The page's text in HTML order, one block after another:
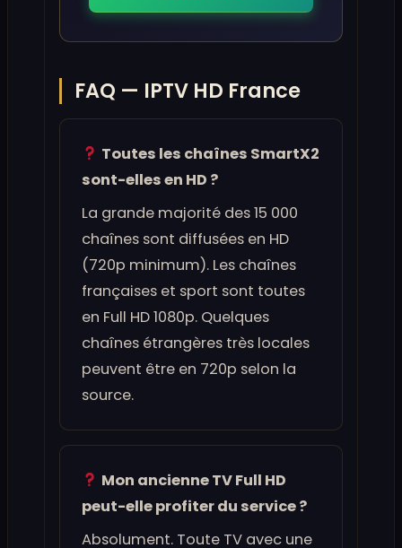
FAQ — IPTV HD France
Toutes les chaînes SmartX2
sont-elles en HD ?
La grande majorité des 15 000
chaînes sont diffusées en HD
(720p minimum). Les chaînes
françaises et sport sont toutes
en Full HD 1080p. Quelques
chaînes étrangères très locales
peuvent être en 720p selon la
source.
Mon ancienne TV Full HD
peut-elle profiter du service ?
Absolument. Toute TV avec une